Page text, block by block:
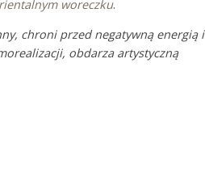
woreczku.
chroni przed negatywną energią i
obdarza artystyczną